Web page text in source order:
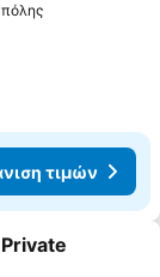
τιμών
αγαπημένα